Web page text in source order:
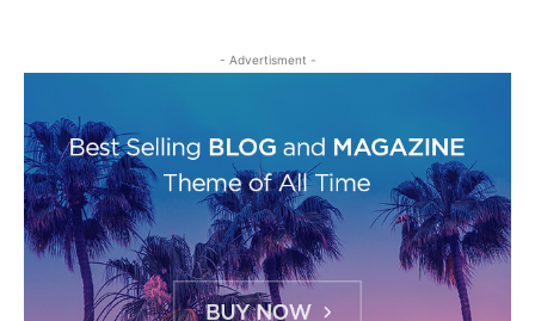
- Advertisment -